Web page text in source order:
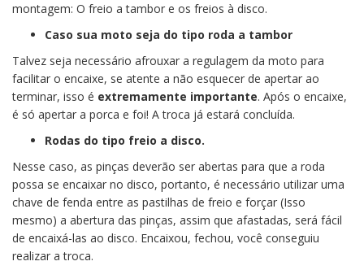
montagem: O freio a tambor e os freios à disco.
Caso sua moto seja do tipo roda a tambor
Talvez seja necessário afrouxar a regulagem da moto para
facilitar o encaixe, se atente a não esquecer de apertar ao
terminar, isso é extremamente importante. Após o encaixe,
é só apertar a porca e foi! A troca já estará concluída.
Rodas do tipo freio a disco.
Nesse caso, as pinças deverão ser abertas para que a roda
possa se encaixar no disco, portanto, é necessário utilizar uma
chave de fenda entre as pastilhas de freio e forçar (Isso
mesmo) a abertura das pinças, assim que afastadas, será fácil
de encaixá-las ao disco. Encaixou, fechou, você conseguiu
realizar a troca.